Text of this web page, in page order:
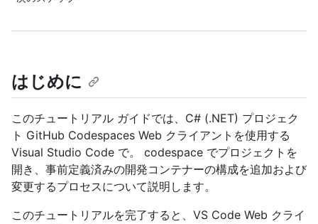
はじめに
このチュートリアル ガイドでは、C# (.NET) プロジェク
ト GitHub Codespaces Web クライアントを使用する
Visual Studio Code で。 codespace でプロジェクトを
開き、事前定義済みの開発コンテナーの構成を追加および
変更するプロセスについて説明します。
このチュートリアルを完了すると、VS Code Web クライ